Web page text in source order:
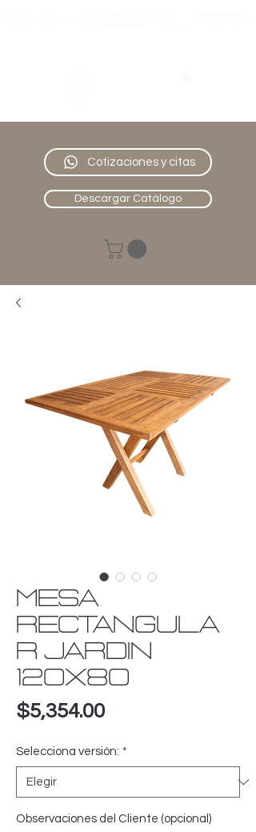
Cotizaciones y citas
Descargar Catálogo
MESA
RECTANGULA
R JARDIN
120X80
$5,354.00Precio
Selecciona versión: *
Observaciones del Cliente (opcional)